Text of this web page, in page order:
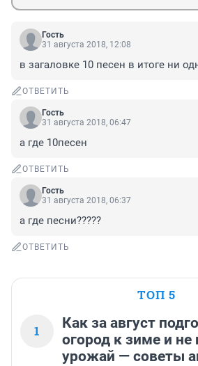
Гость
31 августа 2018, 12:08
в загаловке 10 песен в итоге ни
ОТВЕТИТЬ
Гость
31 августа 2018, 06:47
а где 10песен
ОТВЕТИТЬ
Гость
31 августа 2018, 06:37
а где песни?????
ОТВЕТИТЬ
ТОП 5
1
Как за август
огород к зиме и не
урожай — советы